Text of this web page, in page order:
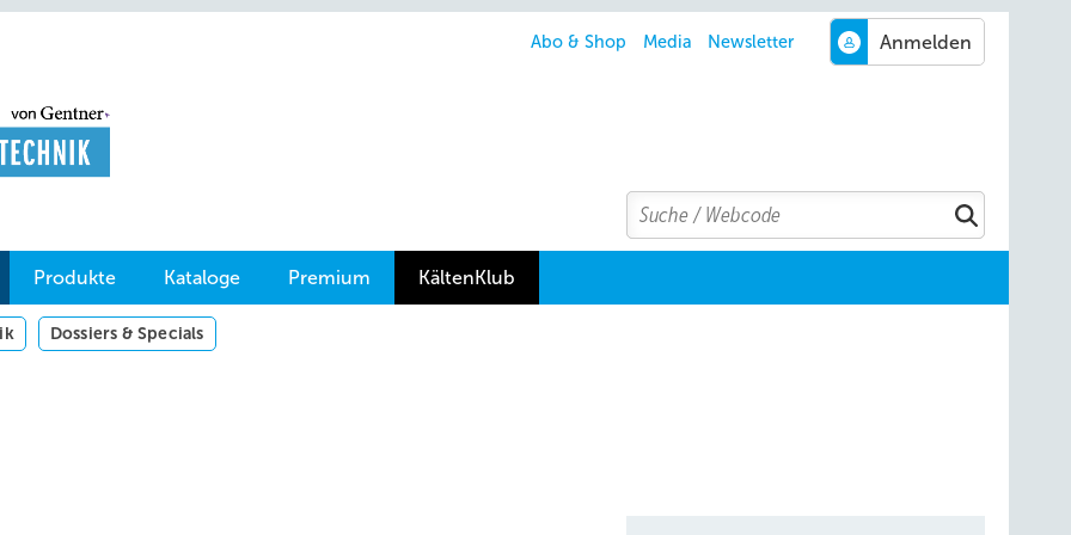
Abo & Shop Media Newsletter
Search
Suchen
Produkte Kataloge Premium KältenKlub
Dossiers & Specials